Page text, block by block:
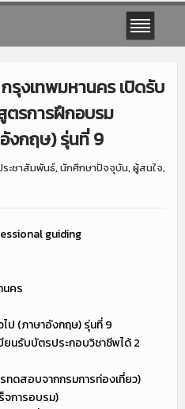
งเทพมหานคร เปิดรับ
ตรการฝึกอบรม
งกฤษ) รุ่นที่ 9
ระชาสัมพันธ์, นักศึกษาปัจจุบัน, ผู้สนใจ,
guiding
นคร
ป (ภาษาอังกฤษ) รุ่นที่ 9
ยนรับบัตรประกอบวิชาชีพได้ 2
ทดสอบจากกรมการท่องเที่ยว)
จการอบรม)